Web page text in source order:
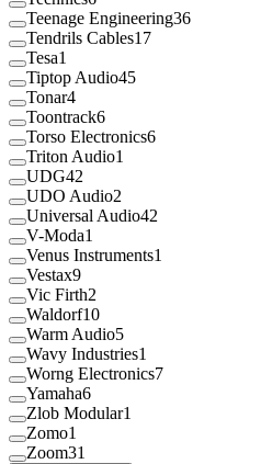
Teenage Engineering36
Tendrils Cables17
Tesa1
Tiptop Audio45
Tonar4
Toontrack6
Torso Electronics6
Triton Audio1
UDG42
UDO Audio2
Universal Audio42
V-Moda1
Venus Instruments1
Vestax9
Vic Firth2
Waldorf10
Warm Audio5
Wavy Industries1
Worng Electronics7
Yamaha6
Zlob Modular1
Zomo1
Zoom31